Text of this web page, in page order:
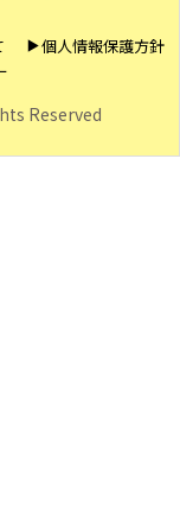
個人情報保護方針
Reserved